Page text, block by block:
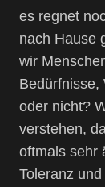
es regnet
nach Hause
wir
Bedürfnisse,
oder nicht?
verstehen,
oftmals sehr
Toleranz